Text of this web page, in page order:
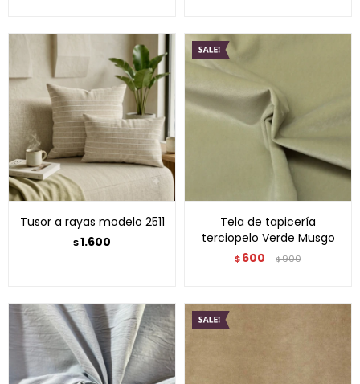
Tusor a rayas modelo 2511
$1.600
Tela de tapicería
terciopelo Verde Musgo
$600 $900